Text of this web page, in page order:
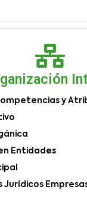
y
Entidades